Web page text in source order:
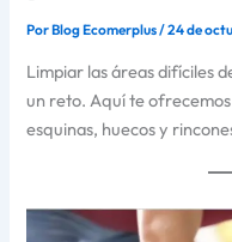
PorBlog Ecomerplus/24 de
Limpiar las áreas difíciles
un reto. Aquí te
esquinas, huecos y